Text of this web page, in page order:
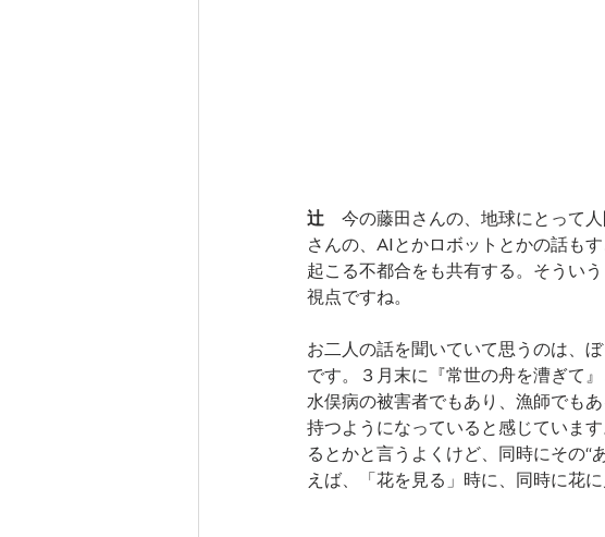
辻 今の藤田さんの、地球にとって
さんの、AIとかロボットとかの話も
起こる不都合をも共有する。そうい
視点ですね。
お二人の話を聞いていて思うのは、
です。３月末に『常世の舟を漕ぎて
水俣病の被害者でもあり、漁師でも
持つようになっていると感じていま
るとかと言うよくけど、同時にその“
えば、「花を見る」時に、同時に花